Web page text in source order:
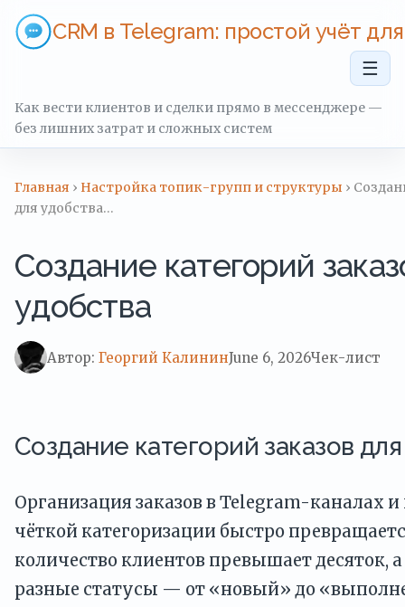
CRM в Telegram: простой учёт
☰
Как вести клиентов и сделки прямо в мессенджере —
без лишних затрат и сложных систем
Главная › Настройка топик-групп и структуры ›
для удобства…
Создание категорий
удобства
Автор: Георгий КалининJune 6, 2026Чек-лист
Создание категорий заказов
Организация заказов в Telegram-каналах и
чёткой категоризации быстро
количество клиентов превышает десяток,
разные статусы — от «новый» до